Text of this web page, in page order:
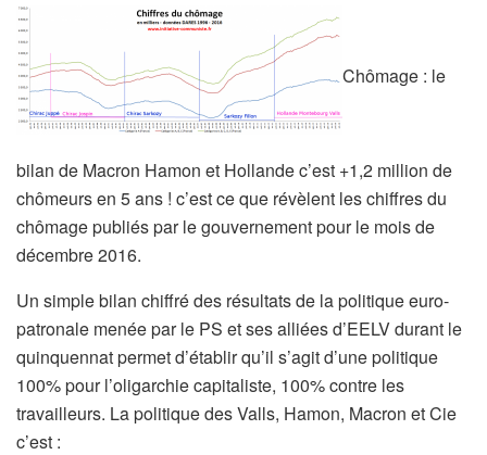
Chômage : le
bilan de Macron Hamon et Hollande c’est +1,2 million de
chômeurs en 5 ans ! c’est ce que révèlent les chiffres du
chômage publiés par le gouvernement pour le mois de
décembre 2016.
Un simple bilan chiffré des résultats de la politique euro-
patronale menée par le PS et ses alliées d’EELV durant le
quinquennat permet d’établir qu’il s’agit d’une politique
100% pour l’oligarchie capitaliste, 100% contre les
travailleurs. La politique des Valls, Hamon, Macron et Cie
c’est :